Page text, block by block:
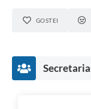
GOSTEI